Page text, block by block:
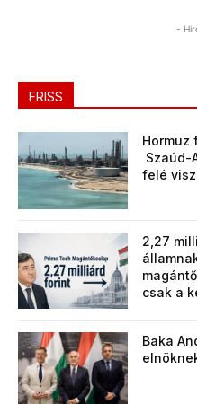
-
FRISS
Hormuz
Szaúd-
felé
2,27
csak a
Baka